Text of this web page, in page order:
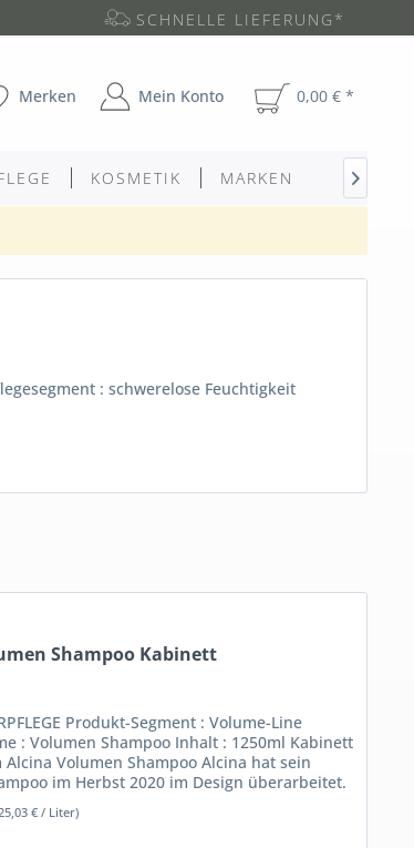
SCHNELLE LIEFERUNG*
Merken Mein Konto 0,00 € *
KOSMETIK MARKEN 
: schwerelose Feuchtigkeit
Shampoo Kabinett
Produkt-Segment : Volume-Line
: Volumen Shampoo Inhalt : 1250ml Kabinett
Alcina Volumen Shampoo Alcina hat sein
im Herbst 2020 im Design überarbeitet.
€ / Liter)